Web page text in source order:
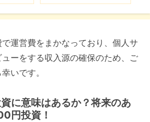
運営費をまかなっており、個人サ
ーをする収入源の確保のため、ご
いです。
に意味はあるか？将来のあ
円投資！